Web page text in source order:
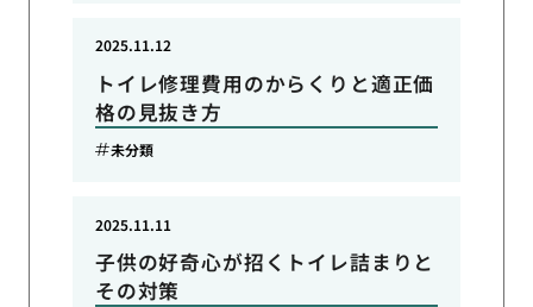
トイレ修理費用のからくりと適正価
格の見抜き方
2025.11.12
未分類
子供の好奇心が招くトイレ詰まりと
その対策
2025.11.11